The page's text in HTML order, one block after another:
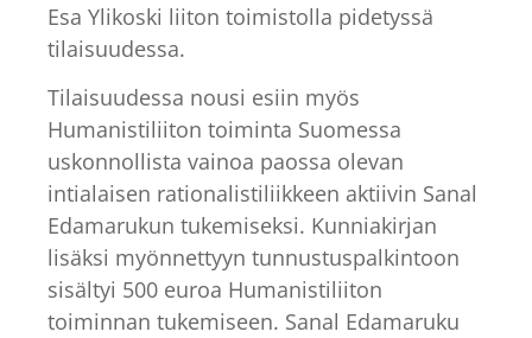
Esa Ylikoski liiton toimistolla pidetyssä
tilaisuudessa.
Tilaisuudessa nousi esiin myös
Humanistiliiton toiminta Suomessa
uskonnollista vainoa paossa olevan
intialaisen rationalistiliikkeen aktiivin Sanal
Edamarukun tukemiseksi. Kunniakirjan
lisäksi myönnettyyn tunnustuspalkintoon
sisältyi 500 euroa Humanistiliiton
toiminnan tukemiseen. Sanal Edamaruku